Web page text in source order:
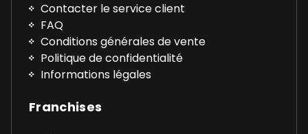
Contacter le service client
FAQ
Conditions générales de vente
Politique de confidentialité
Informations légales
Franchises